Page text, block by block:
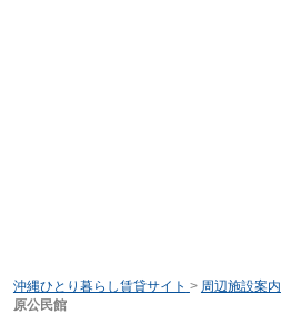
沖縄ひとり暮らし賃貸サイト > 周辺施設案内
原公民館